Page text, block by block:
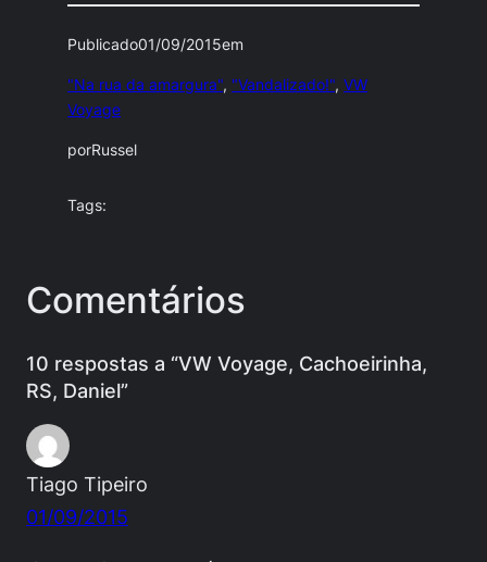
Publicado01/09/2015em
"Na rua da amargura", "Vandalizado!", VW
Voyage
porRussel
Tags:
Comentários
10 respostas a “VW Voyage, Cachoeirinha,
RS, Daniel”
Tiago Tipeiro
01/09/2015